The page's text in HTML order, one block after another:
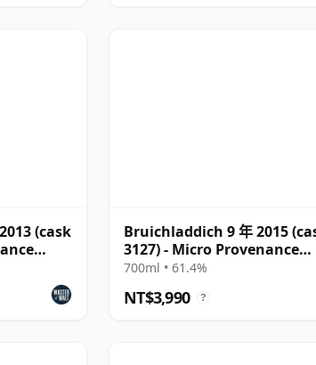
(cask
Bruichladdich 9 年 2015
3127) - Micro Provenance
Series
700ml • 61.4%
NT$3,990 ?